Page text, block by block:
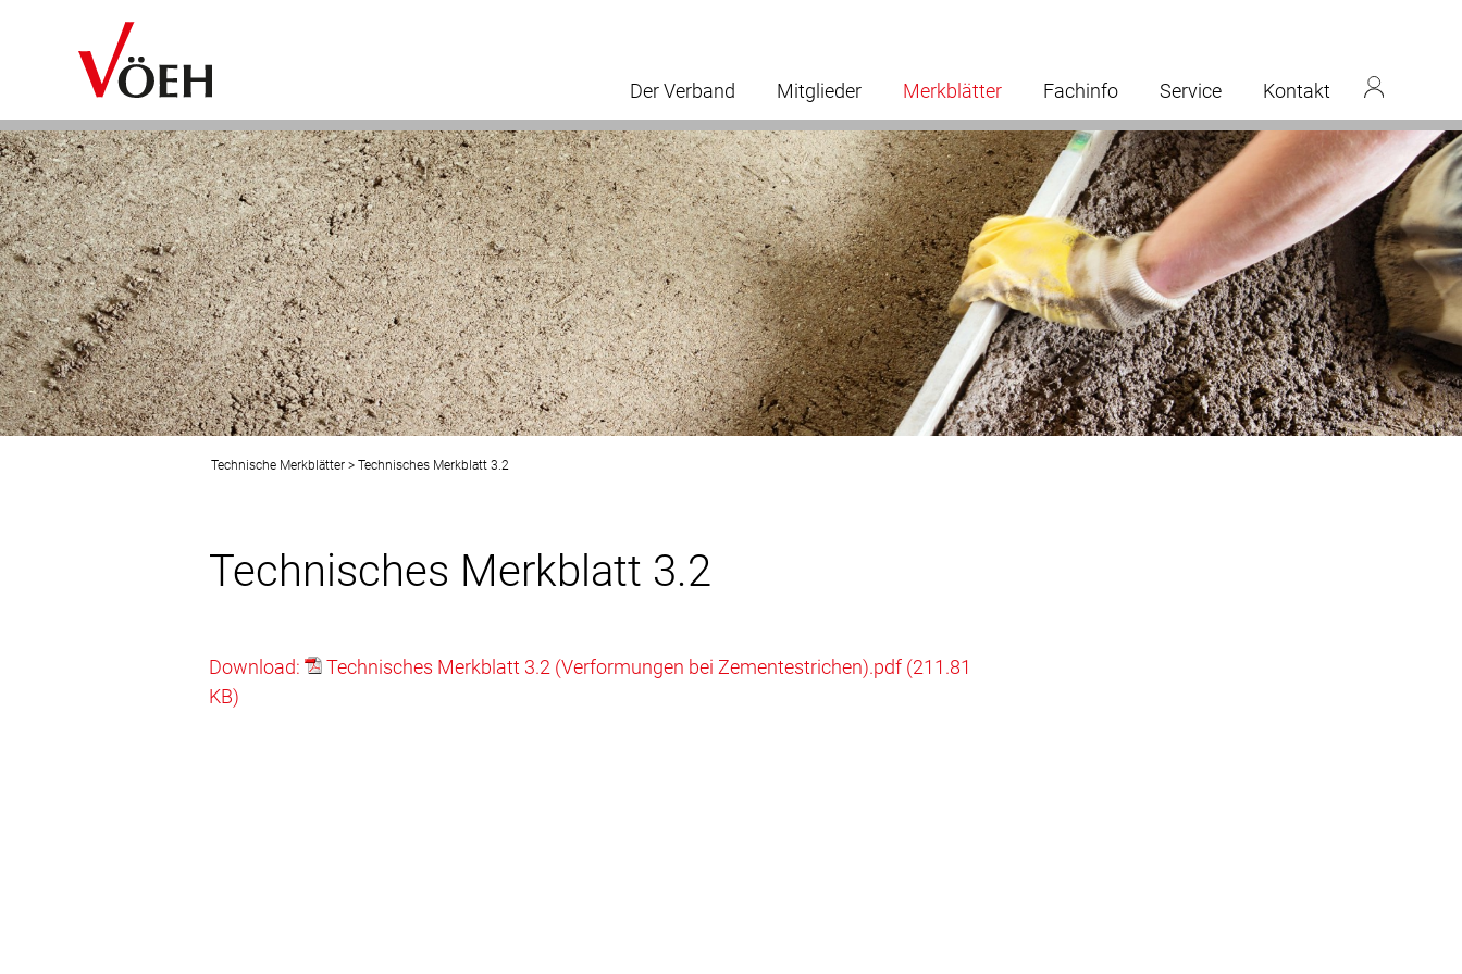
Der Verband Mitglieder Merkblätter Fachinfo Service Kontakt
Technische Merkblätter > Technisches Merkblatt 3.2
Technisches Merkblatt 3.2
Download:
Technisches Merkblatt 3.2 (Verformungen bei Zementestrichen).pdf (211.81
KB)